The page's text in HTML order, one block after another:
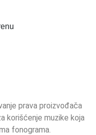
prava proizvođača
korišćenje muzike koja
fonograma.